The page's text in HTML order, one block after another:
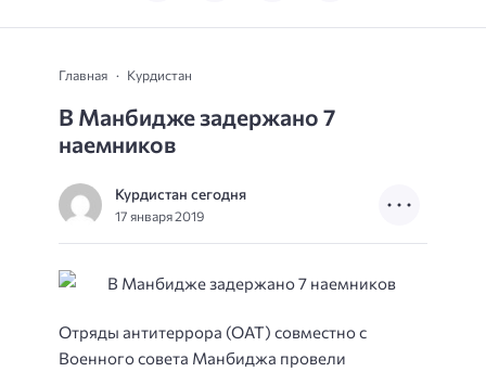
Главная Курдистан
В Манбидже задержано 7
наемников
Курдистан сегодня
17 января 2019
Отряды антитеррора (ОАТ) совместно с
Военного совета Манбиджа провели